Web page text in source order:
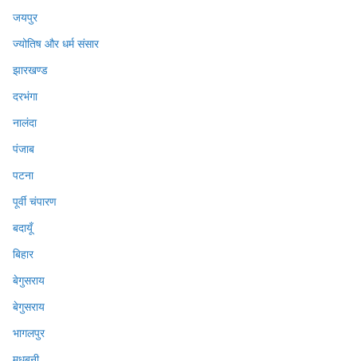
जयपुर
ज्योतिष और धर्म संसार
झारखण्ड
दरभंगा
नालंदा
पंजाब
पटना
पूर्वी चंपारण
बदायूँ
बिहार
बेगुसराय
बेगुसराय
भागलपुर